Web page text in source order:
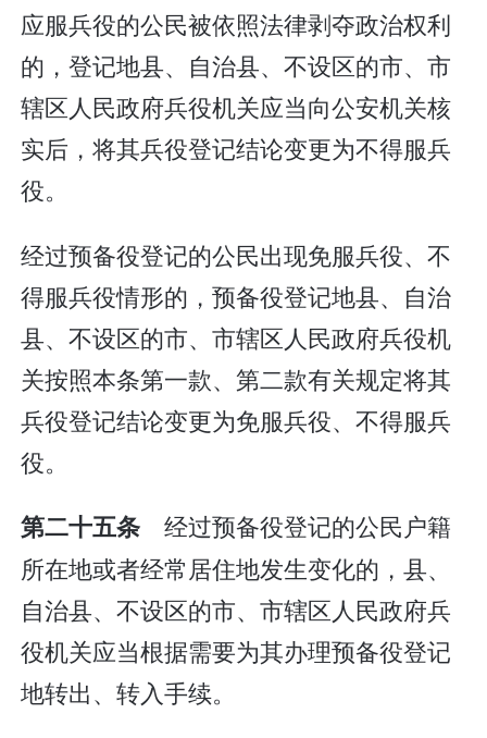
应服兵役的公民被依照法律剥夺政治权利
的，登记地县、自治县、不设区的市、市
辖区人民政府兵役机关应当向公安机关核
实后，将其兵役登记结论变更为不得服兵
役。
经过预备役登记的公民出现免服兵役、不
得服兵役情形的，预备役登记地县、自治
县、不设区的市、市辖区人民政府兵役机
关按照本条第一款、第二款有关规定将其
兵役登记结论变更为免服兵役、不得服兵
役。
第二十五条经过预备役登记的公民户籍
所在地或者经常居住地发生变化的，县、
自治县、不设区的市、市辖区人民政府兵
役机关应当根据需要为其办理预备役登记
地转出、转入手续。